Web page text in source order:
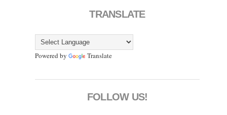
TRANSLATE
Powered by Translate
FOLLOW US!